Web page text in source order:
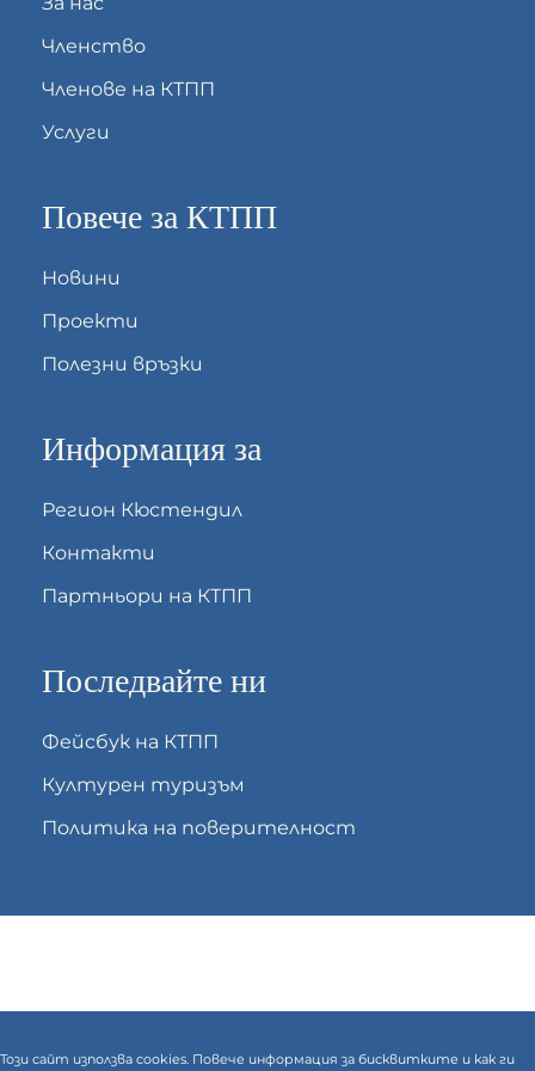
Членство
Членове на КТПП
Услуги
Повече за КТПП
Новини
Проекти
Полезни връзки
Информация за
Регион Кюстендил
Контакти
Партньори на КТПП
Последвайте ни
Фейсбук на КТПП
Културен туризъм
Политика на поверителност
Този сайт използва cookies. Повече информация за бисквитките и как ги